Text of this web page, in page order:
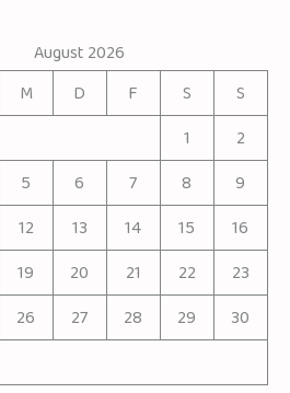
August 2026
M D F S
S
1
2
5 6 7 8
9
12 13 14 15
16
19 20 21 22
23
26 27 28 29
30